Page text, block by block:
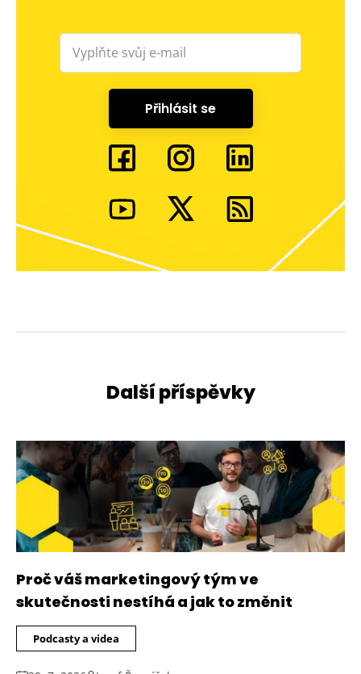
Přihlásit se
Další příspěvky
Proč váš marketingový tým ve
skutečnosti nestíhá a jak to změnit
Podcasty a videa